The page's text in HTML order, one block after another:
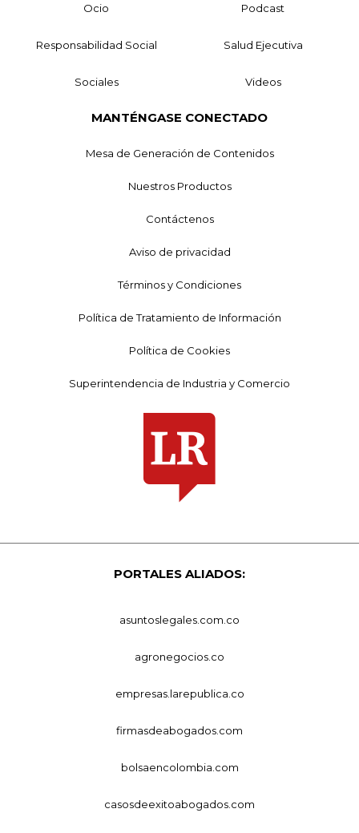
Ocio Podcast
Responsabilidad Social Salud Ejecutiva
Sociales Videos
MANTÉNGASE CONECTADO
Mesa de Generación de Contenidos
Nuestros Productos
Contáctenos
Aviso de privacidad
Términos y Condiciones
Política de Tratamiento de Información
Política de Cookies
Superintendencia de Industria y Comercio
PORTALES ALIADOS:
asuntoslegales.com.co
agronegocios.co
empresas.larepublica.co
firmasdeabogados.com
bolsaencolombia.com
casosdeexitoabogados.com